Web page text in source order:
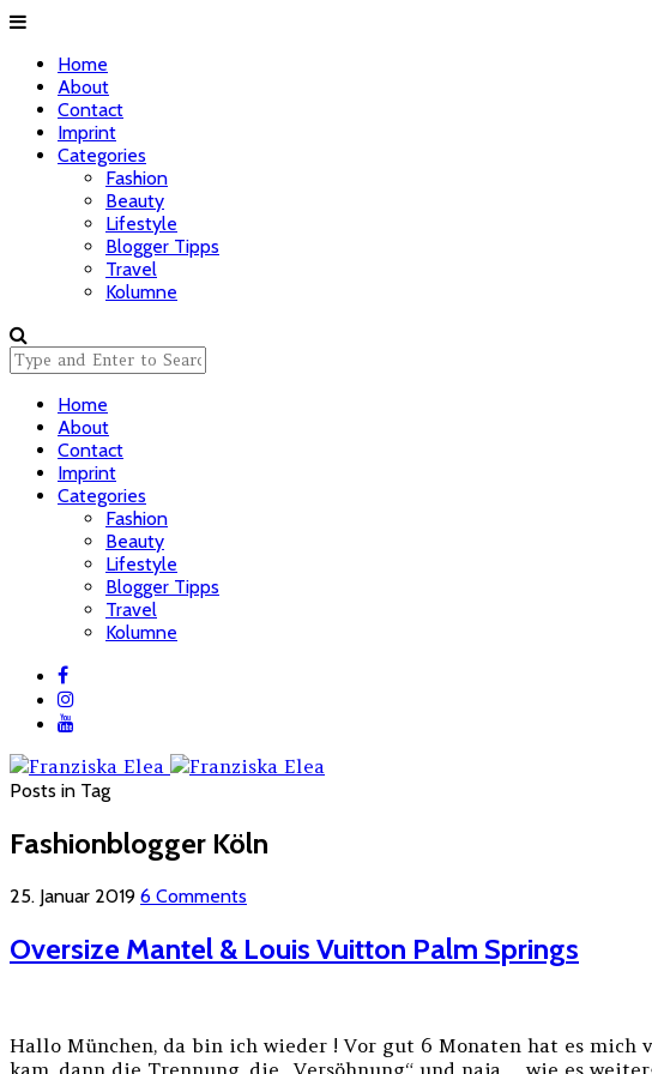
Home
About
Contact
Imprint
Categories
Fashion
Beauty
Lifestyle
Blogger Tipps
Travel
Kolumne
Home
About
Contact
Imprint
Categories
Fashion
Beauty
Lifestyle
Blogger Tipps
Travel
Kolumne
Posts in Tag
Fashionblogger Köln
25. Januar 2019 6 Comments
Oversize Mantel & Louis Vuitton Palm Springs
Hallo München, da bin ich wieder ! Vor gut 6 Monaten hat es mich
kam, dann die Trennung, die „Versöhnung“ und naja… wie es